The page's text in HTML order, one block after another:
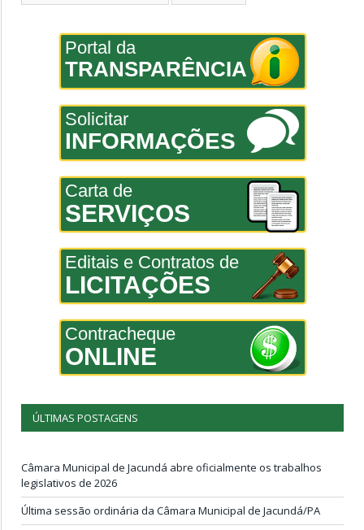
Portal da
TRANSPARÊNCIA
Solicitar
INFORMAÇÕES
Carta de
SERVIÇOS
Editais e Contratos de
LICITAÇÕES
Contracheque
ONLINE
ÚLTIMAS POSTAGENS
Câmara Municipal de Jacundá abre oficialmente os trabalhos
legislativos de 2026
Última sessão ordinária da Câmara Municipal de Jacundá/PA